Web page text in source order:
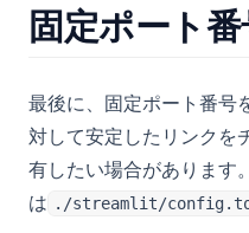
固定ポート
最後に、固定ポート番
対して安定したリンクを
有したい場合があります
は ./streamlit/